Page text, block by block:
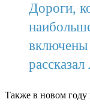
Дороги,
Также в новом году